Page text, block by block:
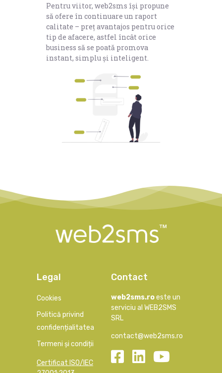
Pentru viitor, web2sms își propune
să ofere în continuare un raport
calitate – preț avantajos pentru orice
tip de afacere, astfel încât orice
business să se poată promova
instant, simplu și inteligent.
Legal
Cookies
Politică privind
confidențialitatea
Termeni și condiții
Certificat ISO/IEC
Contact
web2sms.roeste un
serviciu al WEB2SMS
SRL
contact@web2sms.ro